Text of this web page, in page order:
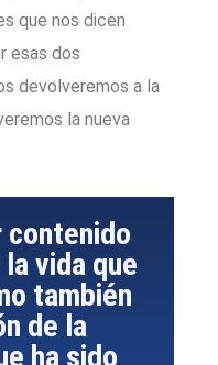
que nos dicen
esas dos
devolveremos a la
la nueva
contenido
vida que
también
de la
ha sido